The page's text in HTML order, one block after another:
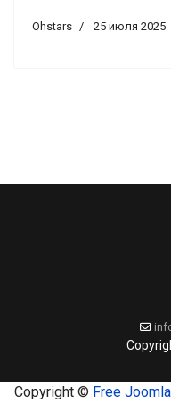
Ohstars 25 июля 2025
Copyright © Free